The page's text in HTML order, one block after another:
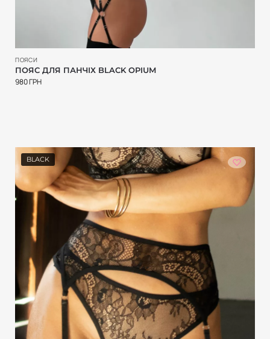
ПОЯСИ
ПОЯС ДЛЯ ПАНЧІХ BLACK OPIUM
980ГРН
BLACK